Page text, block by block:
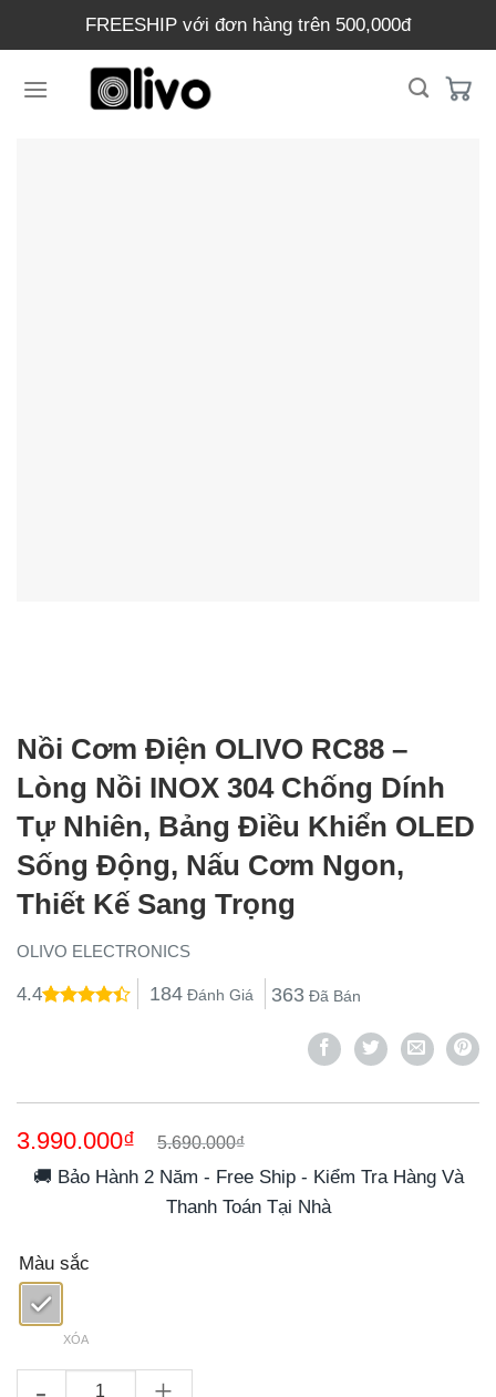
dung
FREESHIP với đơn hàng trên 500,000đ
Nồi Cơm Điện OLIVO RC88 –
Lòng Nồi INOX 304 Chống Dính
Tự Nhiên, Bảng Điều Khiển OLED
Sống Động, Nấu Cơm Ngon,
Thiết Kế Sang Trọng
OLIVO ELECTRONICS
4.4 184Đánh Giá 363Đã Bán
5.690.000₫
Giá
gốc
là:
5.690.000₫.
3.990.000₫
Giá
hiện
tại🚚 Bảo Hành 2 Năm - Free Ship - Kiểm Tra Hàng Và
Thanh Toán Tại Nhà
Màu sắc
XÓA
Nồi Cơm Điện OLIVO RC88 – Lòng Nồi INOX 304 Chống